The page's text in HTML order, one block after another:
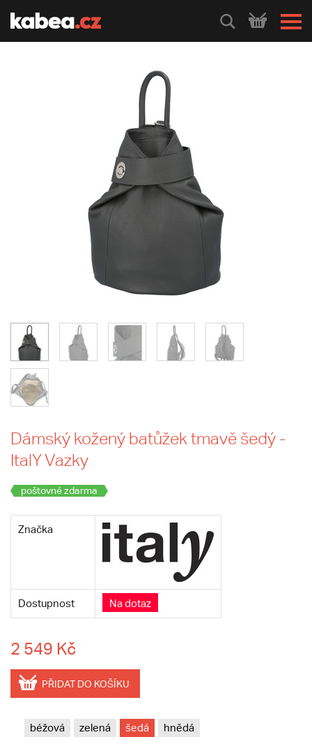
HLEDEJ
Dámský kožený batůžek tmavě šedý -
ItalY Vazky
poštovné zdarma
Značka
Dostupnost Na dotaz
2 549 Kč
PŘIDAT DO KOŠÍKU
béžová zelená šedá hnědá